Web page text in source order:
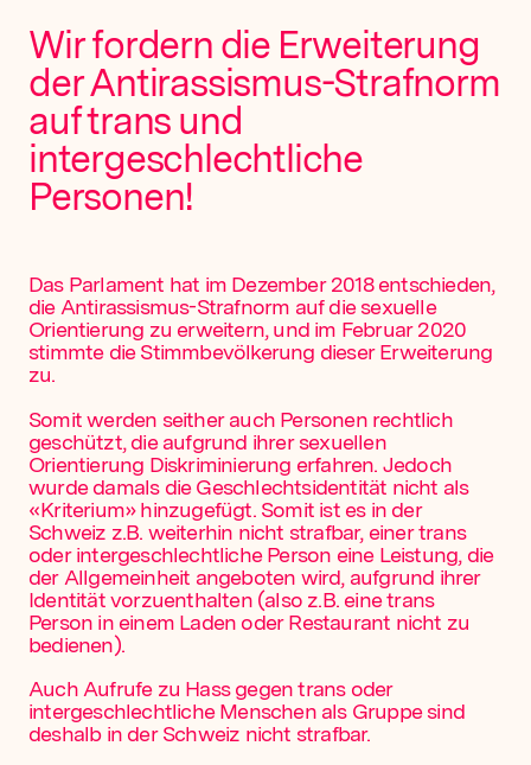
Wir fordern die Erweiterung
der Antirassismus-Strafnorm
auf trans und
intergeschlechtliche
Personen!
Das Parlament hat im Dezember 2018 entschieden,
die Antirassismus-Strafnorm auf die sexuelle
Orientierung zu erweitern, und im Februar 2020
stimmte die Stimmbevölkerung dieser Erweiterung
zu.
Somit werden seither auch Personen rechtlich
geschützt, die aufgrund ihrer sexuellen
Orientierung Diskriminierung erfahren. Jedoch
wurde damals die Geschlechtsidentität nicht als
«Kriterium» hinzugefügt. Somit ist es in der
Schweiz z.B. weiterhin nicht strafbar, einer trans
oder intergeschlechtliche Person eine Leistung, die
der Allgemeinheit angeboten wird, aufgrund ihrer
Identität vorzuenthalten (also z.B. eine trans
Person in einem Laden oder Restaurant nicht zu
bedienen).
Auch Aufrufe zu Hass gegen trans oder
intergeschlechtliche Menschen als Gruppe sind
deshalb in der Schweiz nicht strafbar.